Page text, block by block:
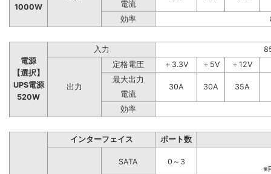
1000W
電流
効率
電源
【選択】
UPS電源
520W
入力
出力
定格電圧 ＋3.3V ＋5V
＋12V
最大出力
30A
30A
35A
電流
効率
インターフェイス ポート数
SATA
0～3